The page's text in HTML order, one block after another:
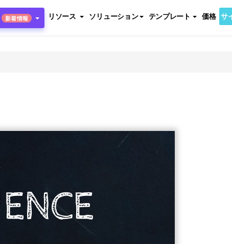
新着情報 リソース ソリューション テンプレート 価格 サ